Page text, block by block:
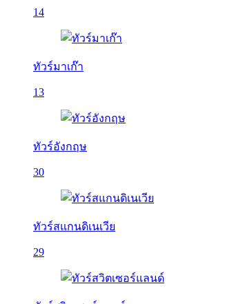
14
ทัวร์มาเก๊า
13
ทัวร์อังกฤษ
30
ทัวร์สแกนดิเนเวีย
29